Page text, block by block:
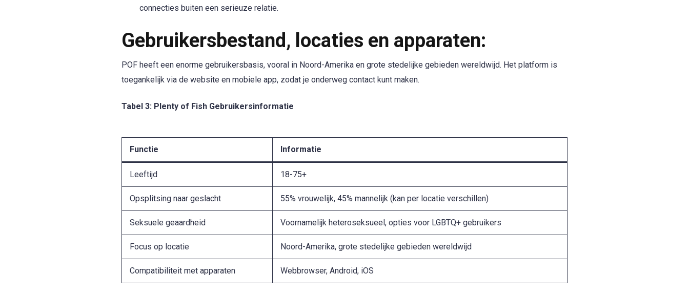
connecties buiten een serieuze relatie.
Gebruikersbestand, locaties en apparaten:
POF heeft een enorme gebruikersbasis, vooral in Noord-Amerika en grote stedelijke gebieden wereldwijd. Het platform is
toegankelijk via de website en mobiele app, zodat je onderweg contact kunt maken.
Tabel 3: Plenty of Fish Gebruikersinformatie
Functie Informatie
Leeftijd 18-75+
Opsplitsing naar geslacht 55% vrouwelijk, 45% mannelijk (kan per locatie verschillen)
Seksuele geaardheid Voornamelijk heteroseksueel, opties voor LGBTQ+ gebruikers
Focus op locatie Noord-Amerika, grote stedelijke gebieden wereldwijd
Compatibiliteit met apparaten Webbrowser, Android, iOS